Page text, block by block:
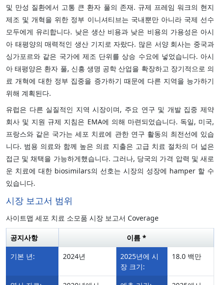
및 만성 질환에서 고통 큰 환자 풀의 존재. 규제 프레임 워크의 현지
제조 및 개혁을 위한 정부 이니셔티브는 국내뿐만 아니라 국제 선수
모두에게 유리합니다. 낮은 생산 비용과 낮은 비용의 가용성은 아시
아 태평양의 매력적인 생산 기지로 자랐다. 많은 서양 회사는 중국과
싱가포르와 같은 국가에 제조 단위를 상승 수요에 넣었습니다. 아시
아 태평양은 환자 풀, 신흥 생명 공학 산업을 확장하고 장기적으로 의
료 개혁에 대한 정부 집중을 증가하기 때문에 다른 지역을 능가하기
위해 계획된다.
유럽은 다른 실질적인 지역 시장이며, 주요 연구 및 개발 집중 제약
회사 및 지원 규제 지침은 EMA에 의해 마련되었습니다. 독일, 미국,
프랑스와 같은 국가는 세포 치료에 관한 연구 활동의 최전선에 있습
니다. 범용 의료와 함께 높은 의료 지출은 고급 치료 절차의 더 넓은
접근 및 채택을 가능하게했습니다. 그러나, 당국의 가격 압력 및 새로
운 치료에 대한 biosimilars의 선호는 시장의 성장에 hamper 할 수
있습니다.
시장 보고서 범위
사이트맵 세포 치료 소모품 시장 보고서 Coverage
공지사항
이름 *
기본 년:
2024년
2025년에 시
장 크기:
18.0 백만